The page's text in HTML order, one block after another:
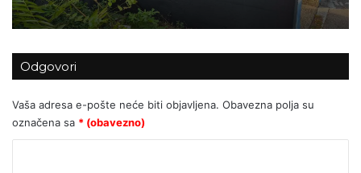
Miletić:Sram me da sam pozvao ljude
Odgovori
Vaša adresa e-pošte neće biti objavljena. Obavezna polja su
označena sa * (obavezno)